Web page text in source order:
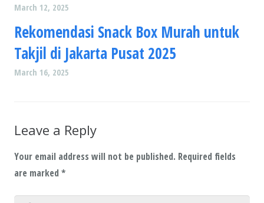
March 12, 2025
Rekomendasi Snack Box Murah untuk
Takjil di Jakarta Pusat 2025
March 16, 2025
Leave a Reply
Your email address will not be published. Required fields
are marked *